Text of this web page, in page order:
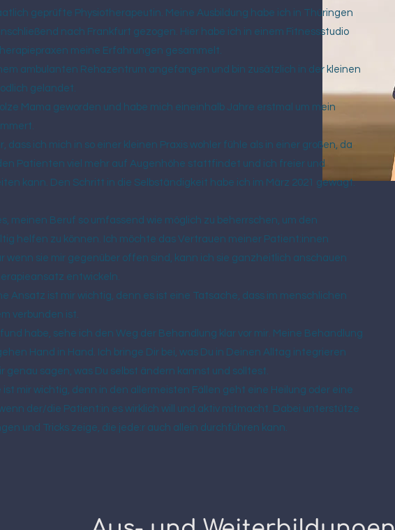
geprüfte Physiotherapeutin. Meine Ausbildung habe ich in Thüringen
nach Frankfurt gezogen. Hier habe ich in einem Fitnessstudio
meine Erfahrungen gesammelt.
ambulanten Rehazentrum angefangen und bin zusätzlich in der kleinen
gelandet.
Mama geworden und habe mich eineinhalb Jahre erstmal um mein
dass ich mich in so einer kleinen Praxis wohler fühle als in einer großen, da
Patienten viel mehr auf Augenhöhe stattfindet und ich freier und
kann. Den Schritt in die Selbständigkeit habe ich im März 2021 gewagt.
meinen Beruf so umfassend wie möglich zu beherrschen, um den
helfen zu können. Ich möchte das Vertrauen meiner Patient:innen
wenn sie mir gegenüber offen sind, kann ich sie ganzheitlich anschauen
entwickeln.
Ansatz ist mir wichtig, denn es ist eine Tatsache, dass im menschlichen
verbunden ist.
habe, sehe ich den Weg der Behandlung klar vor mir. Meine Behandlung
Hand in Hand. Ich bringe Dir bei, was Du in Deinen Alltag integrieren
genau sagen, was Du selbst ändern kannst und solltest.
ist mir wichtig, denn in den allermeisten Fällen geht eine Heilung oder eine
der/die Patient:in es wirklich will und aktiv mitmacht. Dabei unterstütze
und Tricks zeige, die jede:r auch allein durchführen kann.